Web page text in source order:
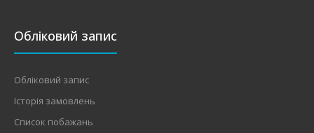
Обліковий запис
Обліковий запис
Історія замовлень
Список побажань